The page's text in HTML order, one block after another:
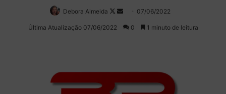
Debora Almeida
Follow
on
Mande
um
07/06/2022
Última Atualização 07/06/2022 0 1 minuto de leitura